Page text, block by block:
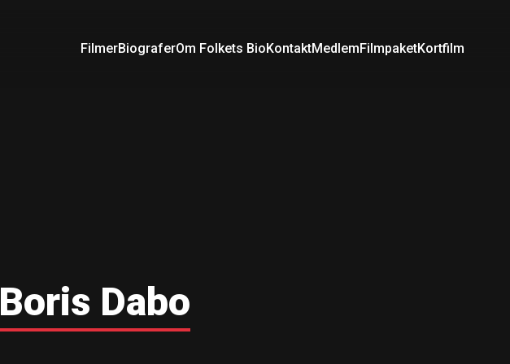
FilmerBiograferOm Folkets BioKontaktMedlemFilmpaketKortfilm
Boris Dabo